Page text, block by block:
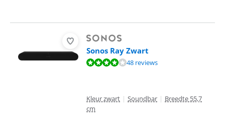
Sonos Ray Zwart
Beoordeling is 8,3 van de 10, gebaseerd op 48 reviews.
48 reviews
Kleur zwart | Soundbar | Breedte 55,7
cm